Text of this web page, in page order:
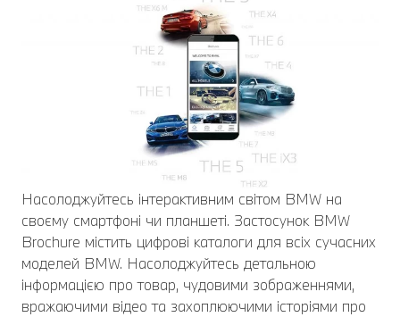
Насолоджуйтесь інтерактивним світом BMW на
своєму смартфоні чи планшеті. Застосунок BMW
Brochure містить цифрові каталоги для всіх сучасних
моделей BMW. Насолоджуйтесь детальною
інформацією про товар, чудовими зображеннями,
вражаючими відео та захоплюючими історіями про